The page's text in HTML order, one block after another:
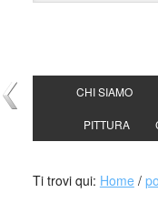
CHI SIAMO
PITTURA
Ti trovi qui: Home /